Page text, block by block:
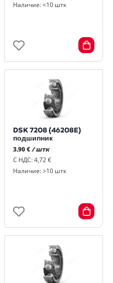
Наличие: <10 штк
DSK 7208 (46208E)
подшипник
3.90 € / штк
С НДС: 4,72 €
Наличие: >10 штк